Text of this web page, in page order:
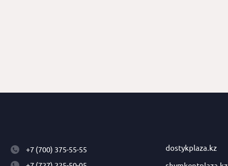
+7 (700) 375-55-55
dostykplaza.kz